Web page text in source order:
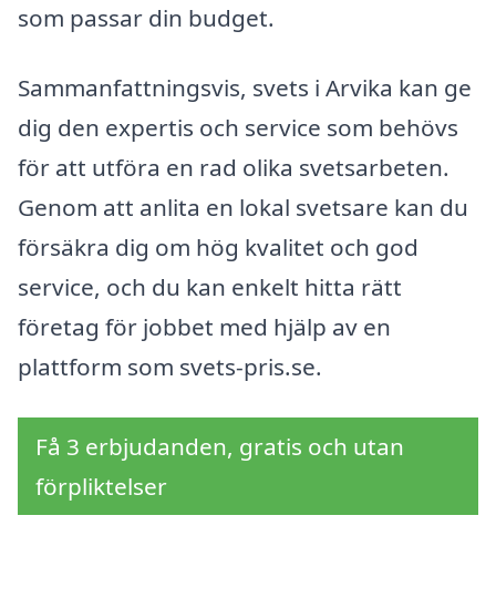
som passar din budget.
Sammanfattningsvis, svets i Arvika kan ge
dig den expertis och service som behövs
för att utföra en rad olika svetsarbeten.
Genom att anlita en lokal svetsare kan du
försäkra dig om hög kvalitet och god
service, och du kan enkelt hitta rätt
företag för jobbet med hjälp av en
plattform som svets-pris.se.
Få 3 erbjudanden, gratis och utan
förpliktelser